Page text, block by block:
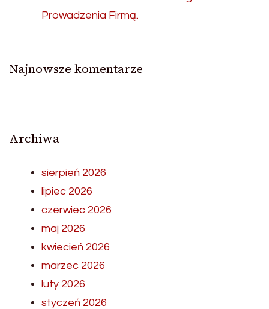
Prowadzenia Firmą.
Najnowsze komentarze
Archiwa
sierpień 2026
lipiec 2026
czerwiec 2026
maj 2026
kwiecień 2026
marzec 2026
luty 2026
styczeń 2026